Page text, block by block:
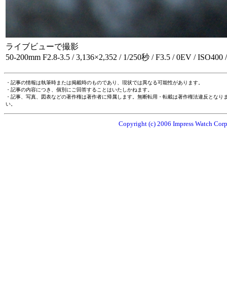
ライブビューで撮影
50-200mm F2.8-3.5 / 3,136×2,352 / 1/250秒 / F3.5 / 0EV / ISO400
・記事の情報は執筆時または掲載時のものであり、現状では異なる可能性があります。
・記事の内容につき、個別にご回答することはいたしかねます。
・記事、写真、図表などの著作権は著作者に帰属します。無断転用・転載は著作権法違反とな
い。
Copyright (c) 2006 Impress Watch